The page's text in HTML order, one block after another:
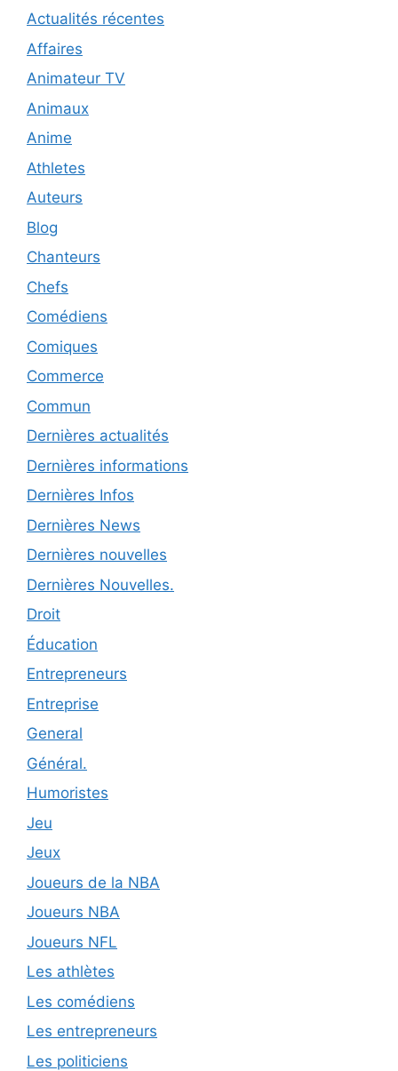
Actualités récentes
Affaires
Animateur TV
Animaux
Anime
Athletes
Auteurs
Blog
Chanteurs
Chefs
Comédiens
Comiques
Commerce
Commun
Dernières actualités
Dernières informations
Dernières Infos
Dernières News
Dernières nouvelles
Dernières Nouvelles.
Droit
Éducation
Entrepreneurs
Entreprise
General
Général.
Humoristes
Jeu
Jeux
Joueurs de la NBA
Joueurs NBA
Joueurs NFL
Les athlètes
Les comédiens
Les entrepreneurs
Les politiciens